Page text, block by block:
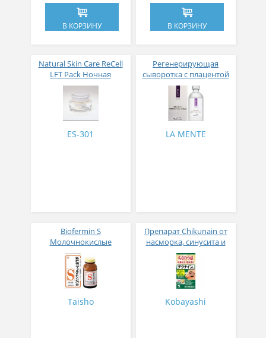
В КОРЗИНУ В КОРЗИНУ
Natural Skin Care ReCell
LFT Pack Ночная
омолаживающая
лифтинг маска для лица
30 гр
ES-301
Регенерирующая
сыворотка с плацентой
Saisei Moisturizing
Booster Serum 50 мл
LA MENTE
Biofermin S
Молочнокислые
бактерии для
кишечника № 540
Taisho
Препарат Chikunain от
насморка, синусита и
гайморита № 112
Kobayashi